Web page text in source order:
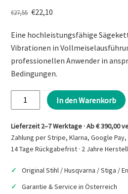
€27,55 Ursprünglicher
war:
€27,55
€22,10
ist:
€22,10.
Eine hochleistungsfähige
Vibrationen in
professionellen Anwender in
Bedingungen.
HUSQVARNA
H25
64
TG
/
/
1,5
In den Warenkorb
Lieferzeit 2–7 Werktage · Ab € 390,00
Zahlung per Stripe, Klarna, Google
14 Tage Rückgabefrist · 2 Jahre
Original Stihl / Husqvarna / Stiga /
Garantie & Service in Österreich